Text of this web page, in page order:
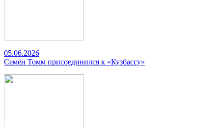
05.06.2026
Семён Томм присоединился к «Кузбассу»